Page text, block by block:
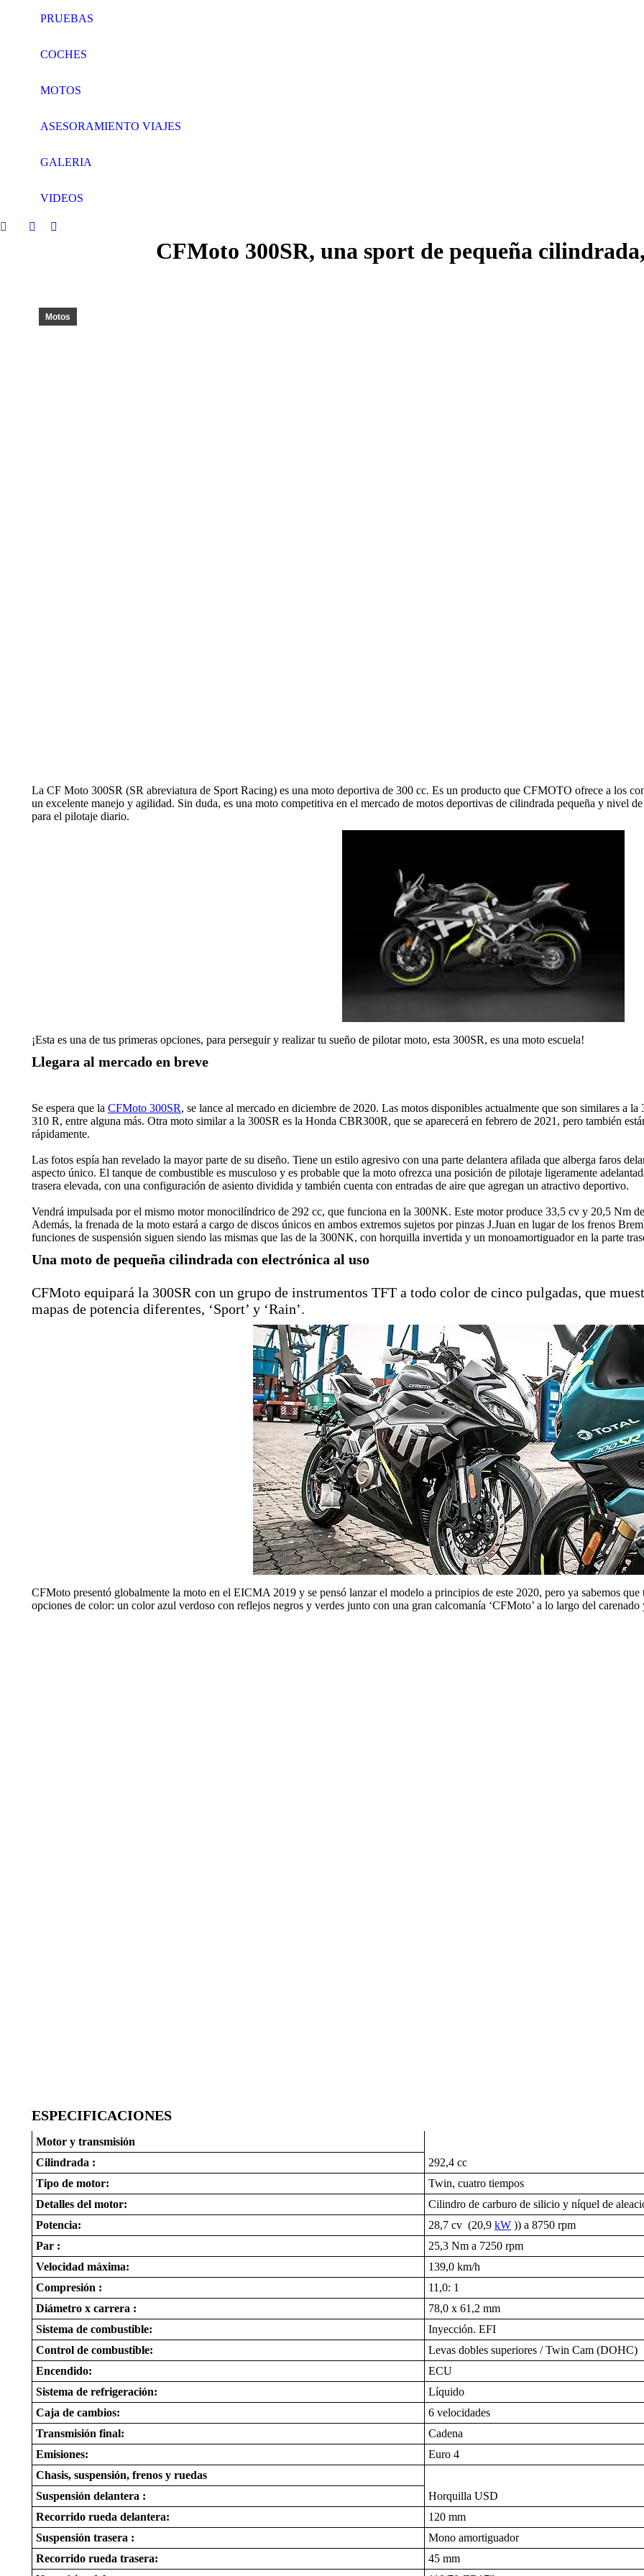
PRUEBAS
COCHES
MOTOS
ASESORAMIENTO VIAJES
GALERIA
VIDEOS
Search:
Facebook
window
Twitter
window
CFMoto 300SR, una sport de pequeña
Motos
La CF Moto 300SR (SR abreviatura de Sport Racing) es una moto deportiva de 300 cc. Es un producto que CFMOTO ofrece a los
un excelente manejo y agilidad. Sin duda, es una moto competitiva en el mercado de motos deportivas de cilindrada pequeña y nivel
para el pilotaje diario.
¡Esta es una de tus primeras opciones, para perseguir y realizar tu sueño de pilotar moto, esta 300SR, es una moto escuela!
Llegara al mercado en breve
Se espera que la CFMoto 300SR, se lance al mercado en diciembre de 2020. Las motos disponibles actualmente que son similares
310 R, entre alguna más. Otra moto similar a la 300SR es la Honda CBR300R, que se aparecerá en febrero de 2021, pero también
rápidamente.
Las fotos espía han revelado la mayor parte de su diseño. Tiene un estilo agresivo con una parte delantera afilada que alberga faros
aspecto único. El tanque de combustible es musculoso y es probable que la moto ofrezca una posición de pilotaje ligeramente
trasera elevada, con una configuración de asiento dividida y también cuenta con entradas de aire que agregan un atractivo deportivo.
Vendrá impulsada por el mismo motor monocilíndrico de 292 cc, que funciona en la 300NK. Este motor produce 33,5 cv y ​​20,5 Nm
Además, la frenada de la moto estará a cargo de discos únicos en ambos extremos sujetos por pinzas J.Juan en lugar de los frenos
funciones de suspensión siguen siendo las mismas que las de la 300NK, con horquilla invertida y un monoamortiguador en la parte
Una moto de pequeña cilindrada con electrónica al uso
CFMoto equipará la 300SR con un grupo de instrumentos TFT a todo color de cinco pulgadas, que
mapas de potencia diferentes, ‘Sport’ y ‘Rain’.
CFMoto presentó globalmente la moto en el EICMA 2019 y se pensó lanzar el modelo a principios de este 2020, pero ya sabemos
opciones de color: un color azul verdoso con reflejos negros y verdes junto con una gran calcomanía ‘CFMoto’ a lo largo del
ESPECIFICACIONES
Motor y transmisión
Cilindrada :
292,4 cc
Tipo de motor:
Twin, cuatro tiempos
Detalles del motor:
Cilindro de carburo de silicio y níquel de
Potencia:
28,7 cv (20,9 kW )) a 8750 rpm
Par :
25,3 Nm a 7250 rpm
Velocidad máxima:
139,0 km/h
Compresión :
11,0: 1
Diámetro x carrera :
78,0 x 61,2 mm
Sistema de combustible:
Inyección. EFI
Control de combustible:
Levas dobles superiores / Twin Cam (DOHC)
Encendido:
ECU
Sistema de refrigeración:
Líquido
Caja de cambios:
6 velocidades
Transmisión final:
Cadena
Emisiones:
Euro 4
Chasis, suspensión, frenos y ruedas
Suspensión delantera :
Horquilla USD
Recorrido rueda delantera:
120 mm
Suspensión trasera :
Mono amortiguador
Recorrido rueda trasera:
45 mm